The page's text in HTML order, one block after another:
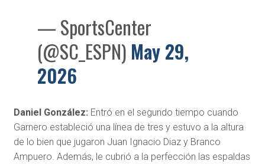
— SportsCenter
(@SC_ESPN) May 29,
2026
Daniel González: Entró en el segundo tiempo cuando
Garnero estableció una línea de tres y estuvo a la altura
de lo bien que jugaron Juan Ignacio Diaz y Branco
Ampuero. Además, le cubrió a la perfección las espaldas